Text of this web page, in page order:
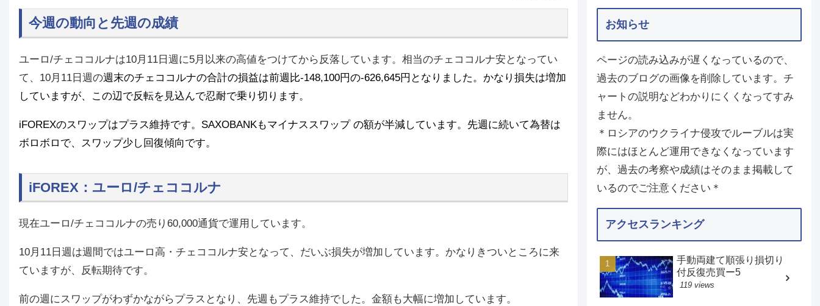
今週の動向と先週の成績
ユーロ/チェココルナは10月11日週に5月以来の高値をつけてから反落しています。相当のチェココルナ安となってい
て、10月11日週の週末のチェココルナの合計の損益は前週比-148,100円の-626,645円となりました。かなり損失は増加
していますが、この辺で反転を見込んで忍耐で乗り切ります。
iFOREXのスワップはプラス維持です。SAXOBANKもマイナススワップ の額が半減しています。先週に続いて為替は
ボロボロで、スワップ少し回復傾向です。
iFOREX：ユーロ/チェココルナ
現在ユーロ/チェココルナの売り60,000通貨で運用しています。
10月11日週は週間ではユーロ高・チェココルナ安となって、だいぶ損失が増加しています。かなりきついところに来
ていますが、反転期待です。
前の週にスワップがわずかながらプラスとなり、先週もプラス維持でした。金額も大幅に増加しています。
お知らせ
ページの読み込みが遅くなっているので、
過去のブログの画像を削除しています。チ
ャートの説明などわかりにくくなってすみ
ません。
＊ロシアのウクライナ侵攻でルーブルは実
際にはほとんど運用できなくなっています
が、過去の考察や成績はそのまま掲載して
いるのでご注意ください＊
アクセスランキング
手動両建て順張り損切り
付反復売買ー5
119 views